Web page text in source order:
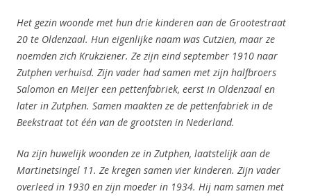
Het gezin woonde met hun drie kinderen aan de Grootestraat
20 te Oldenzaal. Hun eigenlijke naam was Cutzien, maar ze
noemden zich Krukziener. Ze zijn eind september 1910 naar
Zutphen verhuisd. Zijn vader had samen met zijn halfbroers
Salomon en Meijer een pettenfabriek, eerst in Oldenzaal en
later in Zutphen. Samen maakten ze de pettenfabriek in de
Beekstraat tot één van de grootsten in Nederland.
Na zijn huwelijk woonden ze in Zutphen, laatstelijk aan de
Martinetsingel 11. Ze kregen samen vier kinderen. Zijn vader
overleed in 1930 en zijn moeder in 1934. Hij nam samen met